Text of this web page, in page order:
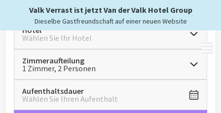
Valk Verrast ist jetzt Van der Valk Hotel Group
Dieselbe Gastfreundschaft auf einer neuen Website
MENÜ
Hotel
Wählen Sie Ihr Hotel
Zimmeraufteilung
1 Zimmer, 2 Personen
Aufenthaltsdauer
Wählen Sie Ihren Aufenthalt